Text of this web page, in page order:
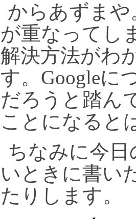
からあずま
が重なってし
解決方法がわ
す。Googleに
だろうと踏ん
ことになると
ちなみに今
いときに書い
たりします。